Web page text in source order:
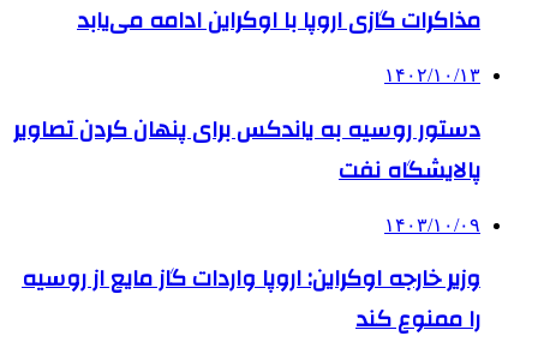
مذاکرات گازی اروپا با اوکراین ادامه‌ می‌یابد
۱۴۰۲/۱۰/۱۳
دستور روسیه به یاندکس برای پنهان کردن تصاویر
پالایشگاه نفت
۱۴۰۳/۱۰/۰۹
وزیر خارجه اوکراین: اروپا واردات گاز مایع از روسیه
را ممنوع کند